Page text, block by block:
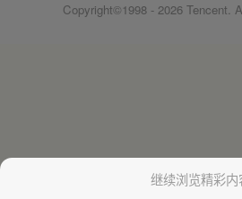
继续浏览精彩内
Copyright©1998 - 2026 Tencent.